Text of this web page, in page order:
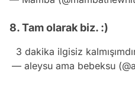
8. Tam olarak biz. :)
3 dakika ilgisiz
— aleysu ama bebeksu